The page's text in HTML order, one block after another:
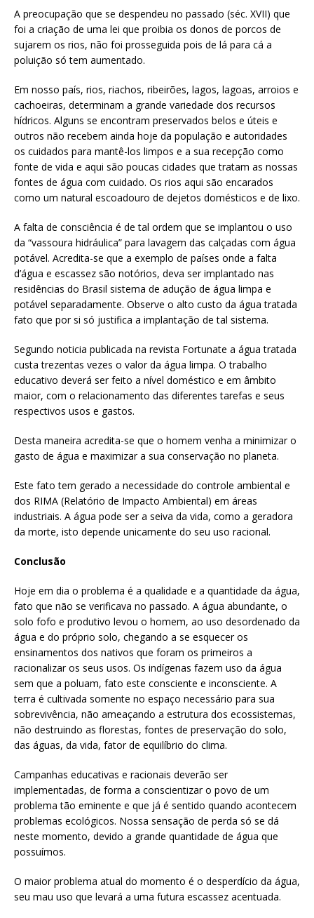
A preocupação que se despendeu no passado (séc. XVII) que
foi a criação de uma lei que proibia os donos de porcos de
sujarem os rios, não foi prosseguida pois de lá para cá a
poluição só tem aumentado.
Em nosso país, rios, riachos, ribeirões, lagos, lagoas, arroios e
cachoeiras, determinam a grande variedade dos recursos
hídricos. Alguns se encontram preservados belos e úteis e
outros não recebem ainda hoje da população e autoridades
os cuidados para mantê-los limpos e a sua recepção como
fonte de vida e aqui são poucas cidades que tratam as nossas
fontes de água com cuidado. Os rios aqui são encarados
como um natural escoadouro de dejetos domésticos e de lixo.
A falta de consciência é de tal ordem que se implantou o uso
da “vassoura hidráulica” para lavagem das calçadas com água
potável. Acredita-se que a exemplo de países onde a falta
d’água e escassez são notórios, deva ser implantado nas
residências do Brasil sistema de adução de água limpa e
potável separadamente. Observe o alto custo da água tratada
fato que por si só justifica a implantação de tal sistema.
Segundo noticia publicada na revista Fortunate a água tratada
custa trezentas vezes o valor da água limpa. O trabalho
educativo deverá ser feito a nível doméstico e em âmbito
maior, com o relacionamento das diferentes tarefas e seus
respectivos usos e gastos.
Desta maneira acredita-se que o homem venha a minimizar o
gasto de água e maximizar a sua conservação no planeta.
Este fato tem gerado a necessidade do controle ambiental e
dos RIMA (Relatório de Impacto Ambiental) em áreas
industriais. A água pode ser a seiva da vida, como a geradora
da morte, isto depende unicamente do seu uso racional.
Conclusão
Hoje em dia o problema é a qualidade e a quantidade da água,
fato que não se verificava no passado. A água abundante, o
solo fofo e produtivo levou o homem, ao uso desordenado da
água e do próprio solo, chegando a se esquecer os
ensinamentos dos nativos que foram os primeiros a
racionalizar os seus usos. Os indígenas fazem uso da água
sem que a poluam, fato este consciente e inconsciente. A
terra é cultivada somente no espaço necessário para sua
sobrevivência, não ameaçando a estrutura dos ecossistemas,
não destruindo as florestas, fontes de preservação do solo,
das águas, da vida, fator de equilíbrio do clima.
Campanhas educativas e racionais deverão ser
implementadas, de forma a conscientizar o povo de um
problema tão eminente e que já é sentido quando acontecem
problemas ecológicos. Nossa sensação de perda só se dá
neste momento, devido a grande quantidade de água que
possuímos.
O maior problema atual do momento é o desperdício da água,
seu mau uso que levará a uma futura escassez acentuada.